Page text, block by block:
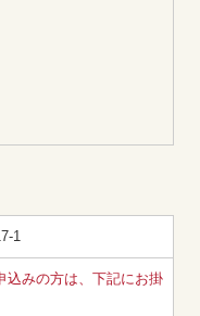
1
込みの方は、下記にお掛